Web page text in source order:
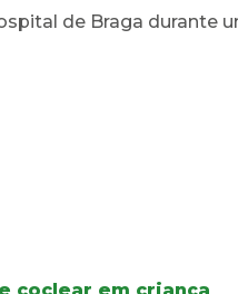
de Braga durante
coclear em criança